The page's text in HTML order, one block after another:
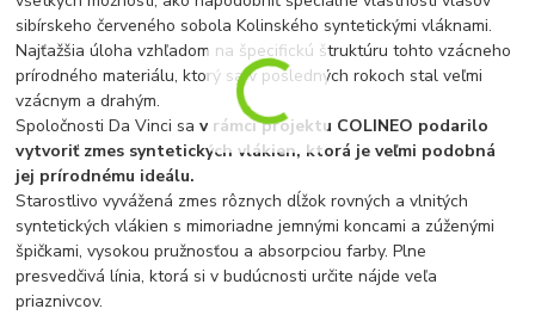
sibírskeho červeného sobola Kolinského syntetickými vláknami.
Najťažšia úloha vzhľadom na špecifickú štruktúru tohto vzácneho
prírodného materiálu, ktorý sa v posledných rokoch stal veľmi
vzácnym a drahým.
Spoločnosti Da Vinci sav rámci projektu COLINEO podarilo
vytvoriť zmes syntetických vlákien, ktorá je veľmi podobná
jej prírodnému ideálu.
Starostlivo vyvážená zmes rôznych dĺžok rovných a vlnitých
syntetických vlákien s mimoriadne jemnými koncami a zúženými
špičkami, vysokou pružnosťou a absorpciou farby. Plne
presvedčivá línia, ktorá si v budúcnosti určite nájde veľa
priaznivcov.